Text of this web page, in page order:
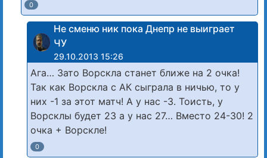
0
Не сменю ник пока Днепр не выиграет
ЧУ
29.10.2013 15:26
Ага… Зато Ворскла станет ближе на 2 очка!
Так как Ворскла с АК сыграла в ничью, то у
них -1 за этот матч! А у нас -3. Тоисть, у
Ворсклы будет 23 а у нас 27… Вместо 24-30! 2
очка + Ворскле!
0